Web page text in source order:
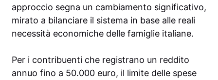
approccio segna un cambiamento significativo,
mirato a bilanciare il sistema in base alle reali
necessità economiche delle famiglie italiane.
Per i contribuenti che registrano un reddito
annuo fino a 50.000 euro, il limite delle spese